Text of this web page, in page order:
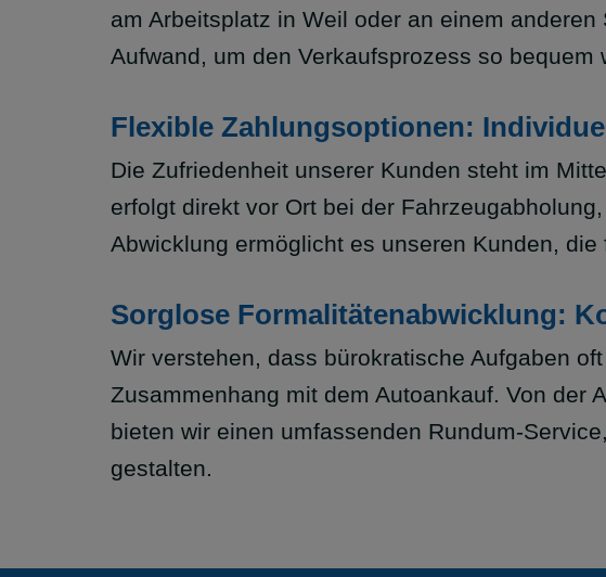
am Arbeitsplatz in Weil oder an einem
Aufwand, um den Verkaufsprozess so bequem
Flexible Zahlungsoptionen:
Die Zufriedenheit unserer Kunden steht im
erfolgt direkt vor Ort bei der
Abwicklung ermöglicht es unseren Kunden,
Sorglose Formalitätenabwicklung:
Wir verstehen, dass bürokratische Aufgaben
Zusammenhang mit dem Autoankauf. Von der
bieten wir einen umfassenden Rundum-
gestalten.